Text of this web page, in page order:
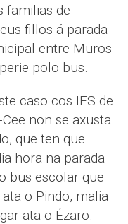
familias de
fillos á parada
entre Muros
polo bus.
caso cos IES de
non se axusta
que ten que
hora na parada
bus escolar que
o Pindo, malia
ata o Ézaro.